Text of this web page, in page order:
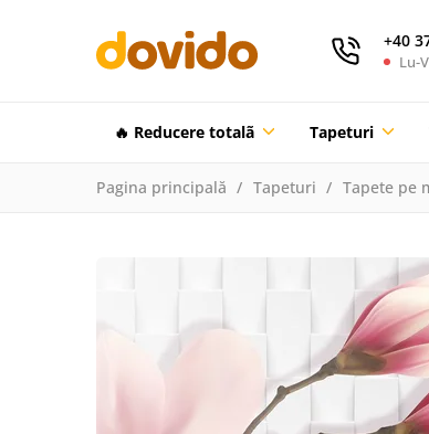
+40
Lu-
🔥 Reducere totalã Tapeturi
Pagina principală Tapeturi Tapete pe